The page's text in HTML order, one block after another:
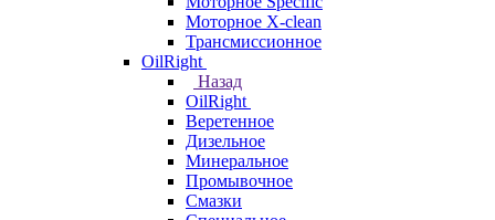
Моторное X-clean
Трансмиссионное
OilRight
Назад
OilRight
Веретенное
Дизельное
Минеральное
Промывочное
Смазки